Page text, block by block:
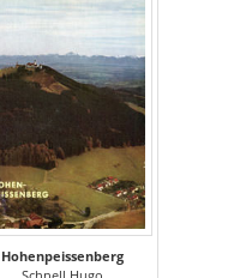
Hohenpeissenberg